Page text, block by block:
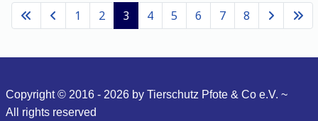
1 2 3 4 5 6 7 8
Copyright © 2016 - 2026 by Tierschutz Pfote & Co e.V. ~
All rights reserved